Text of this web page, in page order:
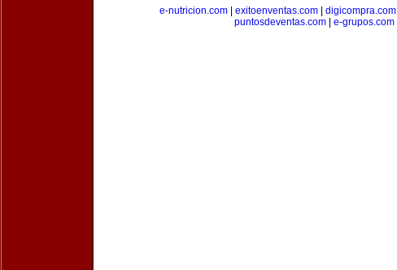
e-nutricion.com
exitoenventas.com digicompra.com
puntosdeventas.com| e-grupos.com|